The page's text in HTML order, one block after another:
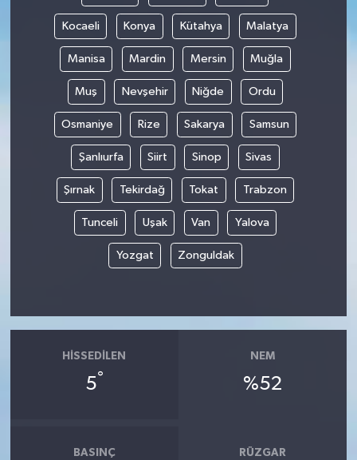
Kocaeli Konya Kütahya Malatya
Manisa Mardin Mersin Muğla
Muş Nevşehir Niğde Ordu
Osmaniye Rize Sakarya Samsun
Şanlıurfa Siirt Sinop Sivas
Şırnak Tekirdağ Tokat Trabzon
Tunceli Uşak Van Yalova
Yozgat Zonguldak
HISSEDILEN
5°
NEM
%52
BASINÇ RÜZGAR